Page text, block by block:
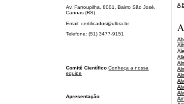
Av. Farroupilha, 8001, Bairro São José,
Canoas (RS).
Email: certificados@ulbra.br
Telefone: (51) 3477-9151
Comitê Científico Conheça a nossa
equipe
Apresentação
A
A